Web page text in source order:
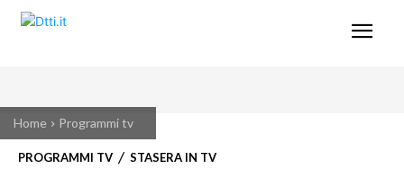
Home Programmi tv
PROGRAMMI TV STASERA IN TV